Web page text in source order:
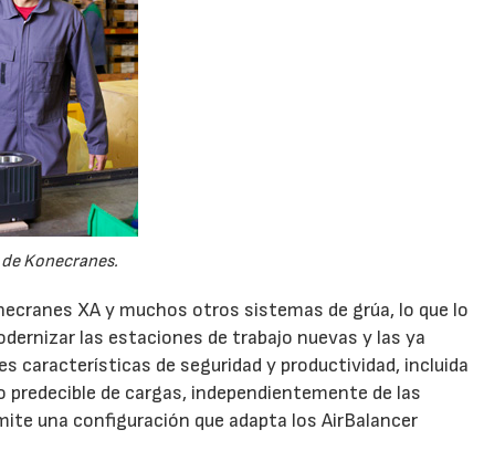
Konecranes.
XA y muchos otros sistemas de grúa, lo que lo
las estaciones de trabajo nuevas y las ya
características de seguridad y productividad, incluida
de cargas, independientemente de las
una configuración que adapta los AirBalancer